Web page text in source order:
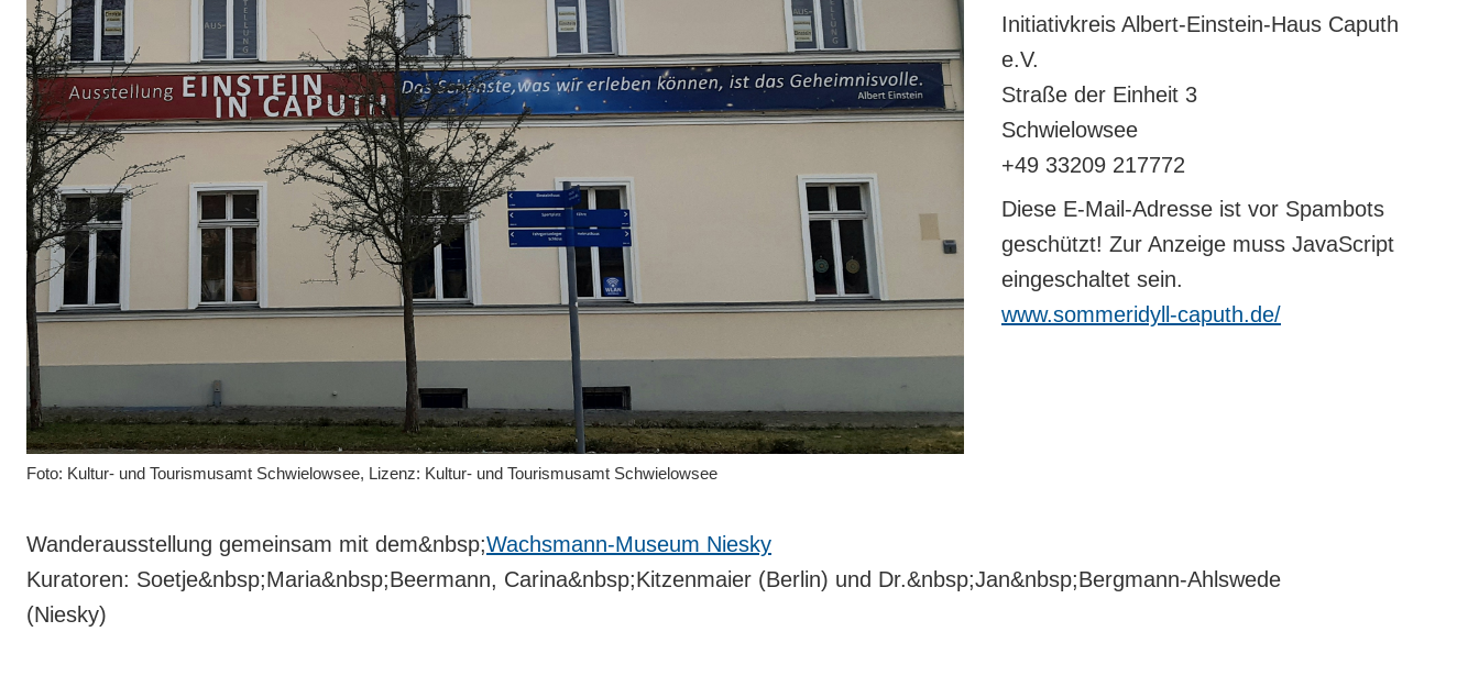
Foto: Kultur- und Tourismusamt Schwielowsee, Lizenz: Kultur- und Tourismusamt Schwielowsee
Initiativkreis Albert-Einstein-Haus Caputh
e.V.
Straße der Einheit 3
Schwielowsee
+49 33209 217772
Diese E-Mail-Adresse ist vor Spambots
geschützt! Zur Anzeige muss JavaScript
eingeschaltet sein.
www.sommeridyll-caputh.de/
Wanderausstellung gemeinsam mit dem&nbsp;Wachsmann-Museum Niesky
Kuratoren: Soetje&nbsp;Maria&nbsp;Beermann, Carina&nbsp;Kitzenmaier (Berlin) und Dr.&nbsp;Jan&nbsp;Bergmann-Ahlswede
(Niesky)